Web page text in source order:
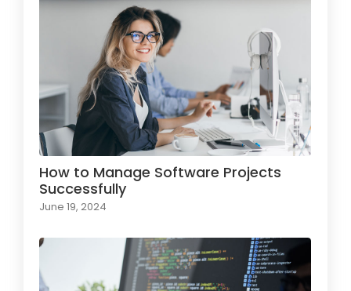
How to Manage Software Projects
Successfully
June 19, 2024